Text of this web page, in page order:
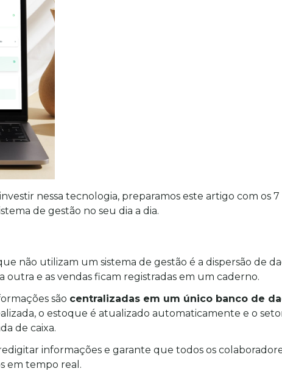
nessa tecnologia, preparamos este artigo com os 7
de gestão no seu dia a dia.
não utilizam um sistema de gestão é a dispersão de
e as vendas ficam registradas em um caderno.
são centralizadas em um único banco de
o estoque é atualizado automaticamente e o
de caixa.
informações e garante que todos os
em tempo real.